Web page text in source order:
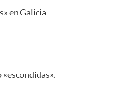
en Galicia